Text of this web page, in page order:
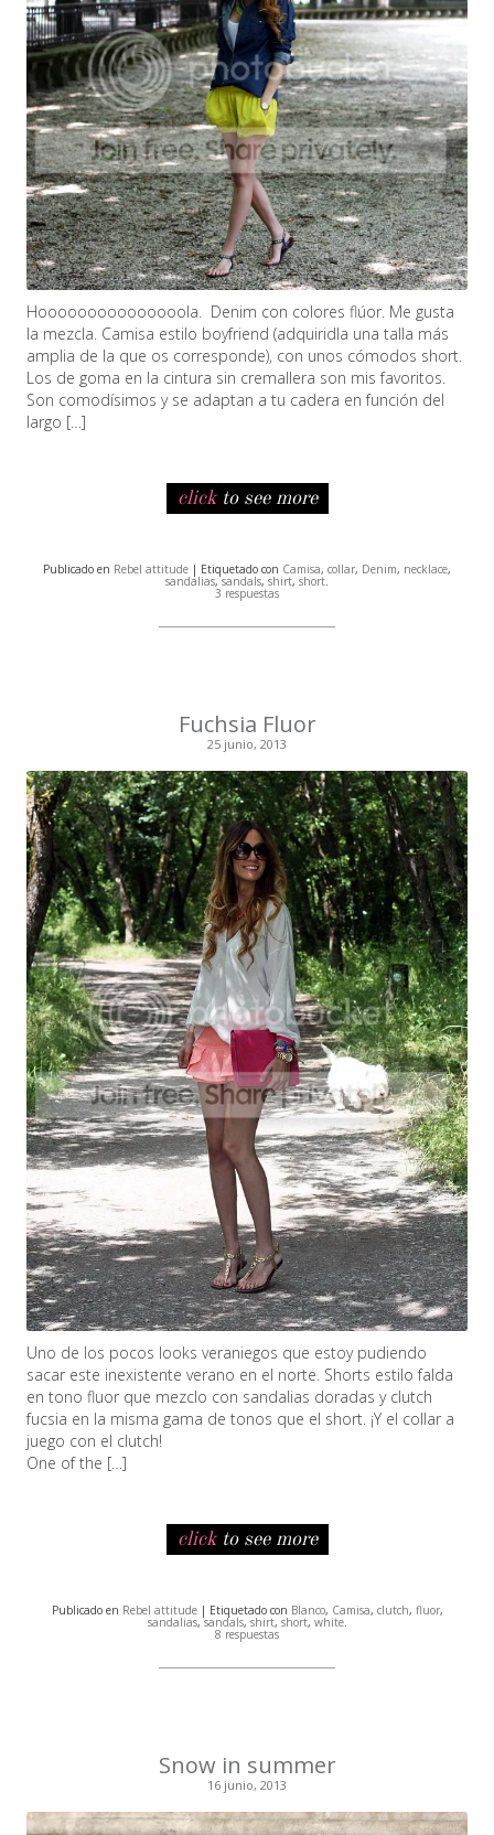
Hooooooooooooooola. Denim con colores flúor. Me gusta
la mezcla. Camisa estilo boyfriend (adquiridla una talla más
amplia de la que os corresponde), con unos cómodos short.
Los de goma en la cintura sin cremallera son mis favoritos.
Son comodísimos y se adaptan a tu cadera en función del
largo […]
clickto see more
Publicado en Rebel attitude | Etiquetado con Camisa, collar, Denim, necklace,
sandalias,sandals, shirt, short.
3 respuestas
Fuchsia Fluor
25 junio, 2013
Uno de los pocos looks veraniegos que estoy pudiendo
sacar este inexistente verano en el norte. Shorts estilo falda
en tono fluor que mezclo con sandalias doradas y clutch
fucsia en la misma gama de tonos que el short. ¡Y el collar a
juego con el clutch!
One of the […]
clickto see more
Publicado en Rebel attitude| Etiquetado con Blanco, Camisa, clutch, fluor,
sandalias,sandals, shirt, short, white.
8 respuestas
Snow in summer
16 junio, 2013